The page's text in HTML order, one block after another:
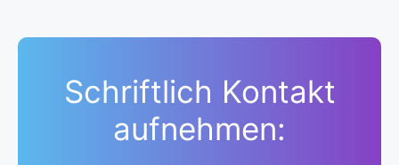
Schriftlich Kontakt
aufnehmen: